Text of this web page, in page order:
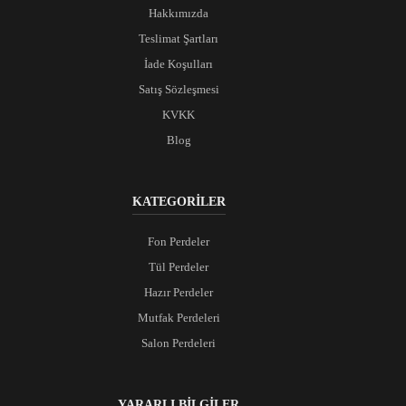
Hakkımızda
Teslimat Şartları
İade Koşulları
Satış Sözleşmesi
KVKK
Blog
KATEGORİLER
Fon Perdeler
Tül Perdeler
Hazır Perdeler
Mutfak Perdeleri
Salon Perdeleri